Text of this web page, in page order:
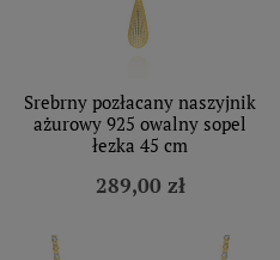
Srebrny pozłacany naszyjnik
ażurowy 925 owalny sopel
łezka 45 cm
289,00 zł